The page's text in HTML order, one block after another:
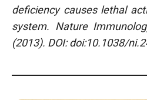
deficiency causes lethal
system. Nature
(2013). DOI: doi:10.1038/